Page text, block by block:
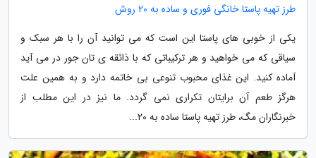
طرز تهیه پاستا خانگی فوری و ساده به 20 روش
یکی از خوبی های پاستا این است که می توانید آن را با هر سبک و
سیاقی که می خواهید و هر ترکیباتی که با ذائقه ی تان جور در می آید
آماده کنید. این غذای محبوب تنوعی بی خاتمه دارد و به همین علت
هرگز طعم آن برایتان تکراری نمی گردد. ما نیز در این مطلب از
خبرنگاران مگ، طرز تهیه پاستا ساده به 20...